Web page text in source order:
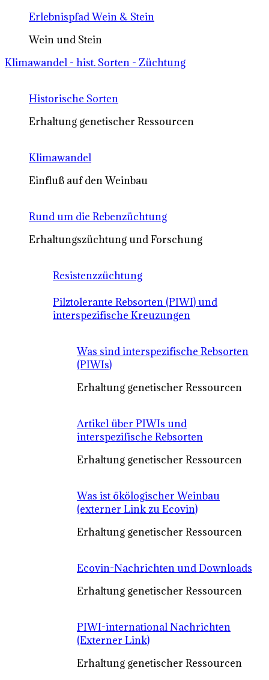
Erlebnispfad Wein & Stein
Wein und Stein
Klimawandel - hist. Sorten - Züchtung
Historische Sorten
Erhaltung genetischer Ressourcen
Klimawandel
Einfluß auf den Weinbau
Rund um die Rebenzüchtung
Erhaltungszüchtung und Forschung
Resistenzzüchtung
Pilztolerante Rebsorten (PIWI) und
interspezifische Kreuzungen
Was sind interspezifische Rebsorten
(PIWIs)
Erhaltung genetischer Ressourcen
Artikel über PIWIs und
interspezifische Rebsorten
Erhaltung genetischer Ressourcen
Was ist ökölogischer Weinbau
(externer Link zu Ecovin)
Erhaltung genetischer Ressourcen
Ecovin-Nachrichten und Downloads
Erhaltung genetischer Ressourcen
PIWI-international Nachrichten
(Externer Link)
Erhaltung genetischer Ressourcen